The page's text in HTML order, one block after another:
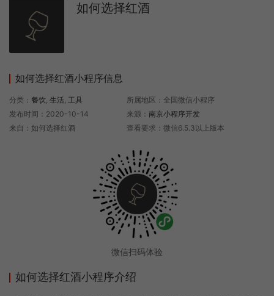
如何选择红酒
如何选择红酒小程序信息
分类： 餐饮, 生活, 工具
发布时间：2020-10-14
来自：如何选择红酒
所属地区：全国微信小程序
来源： 南京小程序开发
查看要求：微信6.5.3以上版本
微信扫码体验
如何选择红酒小程序介绍